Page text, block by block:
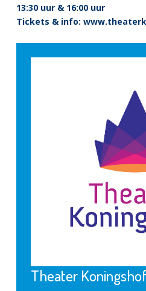
13:30 uur & 16:00 uur
Tickets & info:
Theater Koningshof